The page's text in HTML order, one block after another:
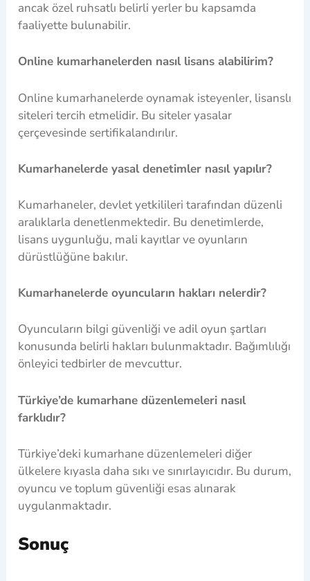
ancak özel ruhsatlı belirli yerler bu kapsamda
faaliyette bulunabilir.
Online kumarhanelerden nasıl lisans alabilirim?
Online kumarhanelerde oynamak isteyenler, lisanslı
siteleri tercih etmelidir. Bu siteler yasalar
çerçevesinde sertifikalandırılır.
Kumarhanelerde yasal denetimler nasıl yapılır?
Kumarhaneler, devlet yetkilileri tarafından düzenli
aralıklarla denetlenmektedir. Bu denetimlerde,
lisans uygunluğu, mali kayıtlar ve oyunların
dürüstlüğüne bakılır.
Kumarhanelerde oyuncuların hakları nelerdir?
Oyuncuların bilgi güvenliği ve adil oyun şartları
konusunda belirli hakları bulunmaktadır. Bağımlılığı
önleyici tedbirler de mevcuttur.
Türkiye’de kumarhane düzenlemeleri nasıl
farklıdır?
Türkiye’deki kumarhane düzenlemeleri diğer
ülkelere kıyasla daha sıkı ve sınırlayıcıdır. Bu durum,
oyuncu ve toplum güvenliği esas alınarak
uygulanmaktadır.
Sonuç